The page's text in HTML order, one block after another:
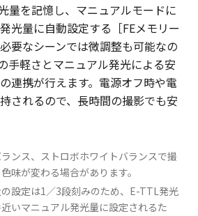
量を記憶し、マニュアルモードに
光量に自動設定する［FEメモリー
要なシーンでは微調整も可能なの
手軽さとマニュアル発光による安
連携が行えます。電源オフ時や電
されるので、長時間の撮影でも安
ンス、ストロボホワイトバランスで撮
味が変わる場合があります。
設定は1／3段刻みのため、E-TTL発光
いマニュアル発光量に設定されるた